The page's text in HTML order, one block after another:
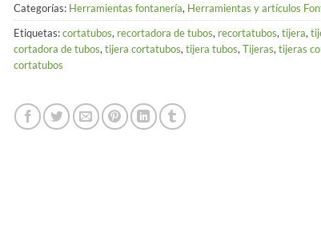
Categorías: Herramientas fontanería, Herramientas y artículos
Etiquetas:cortatubos, recortadora de tubos, recortatubos, tijera,
cortadora de tubos, tijera cortatubos, tijera tubos, Tijeras, tijeras
cortatubos